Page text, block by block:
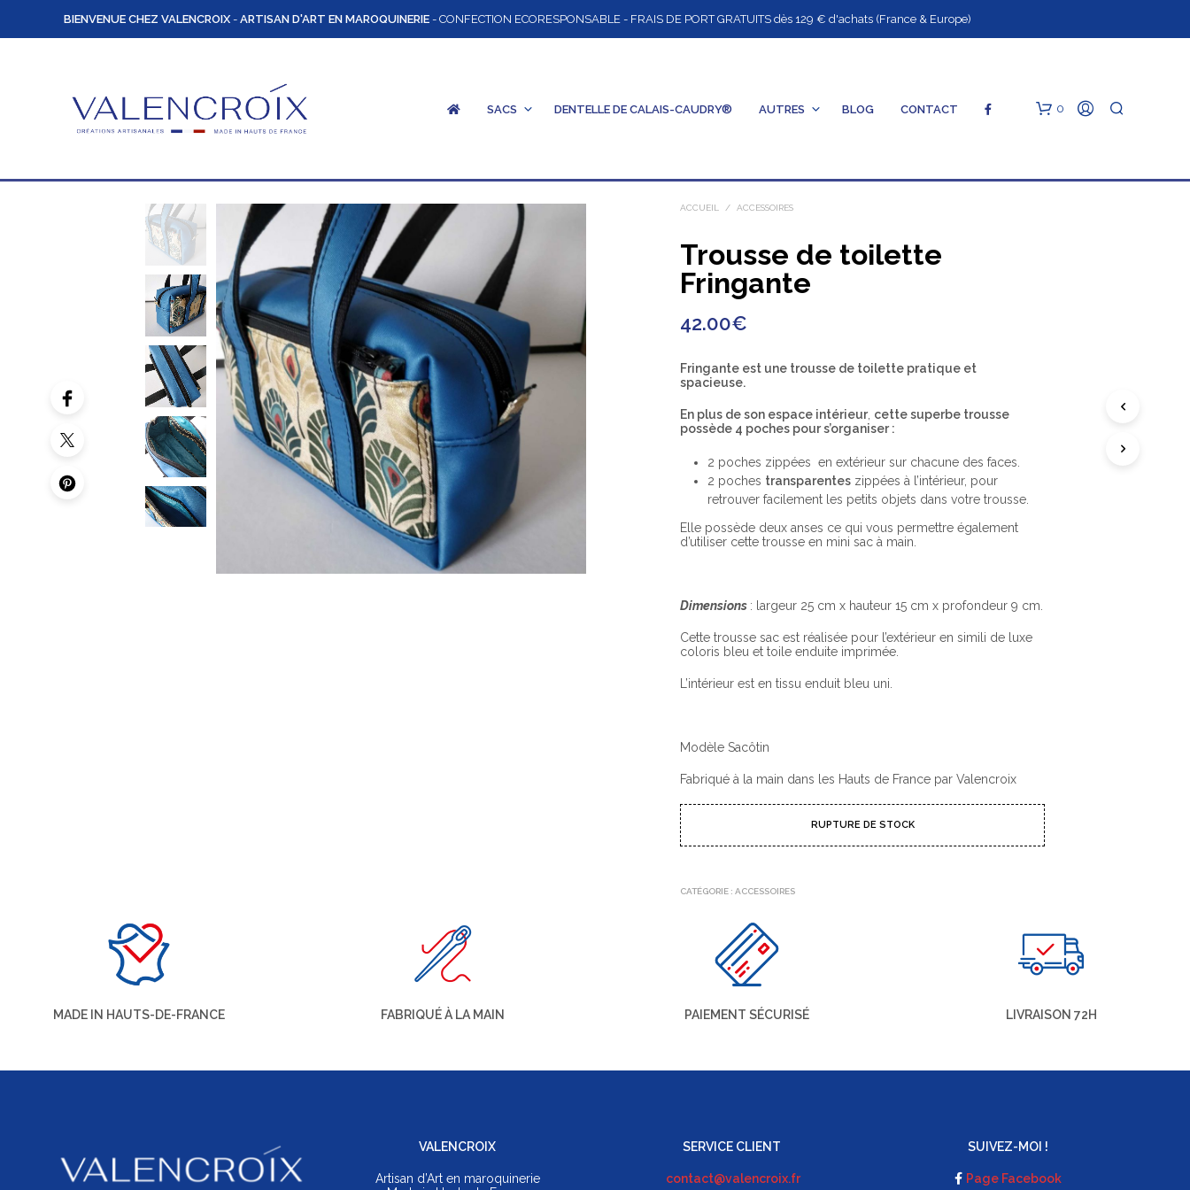
BIENVENUE CHEZ VALENCROIX - ARTISAN D'ART EN MAROQUINERIE - CONFECTION ECORESPONSABLE - FRAIS DE PORT GRATUITS dès 129 € d'achats (France & Europe)
SACS DENTELLE DE CALAIS-CAUDRY® AUTRES BLOG CONTACT 0
ACCUEIL / ACCESSOIRES
Trousse de toilette
Fringante
42.00€
Fringante est une trousse de toilette pratique et
spacieuse.
En plus de son espace intérieur, cette superbe trousse
possède 4 poches pour s’organiser :
2 poches zippées en extérieur sur chacune des faces.
2 poches transparentes zippées à l’intérieur, pour
retrouver facilement les petits objets dans votre trousse.
Elle possède deux anses ce qui vous permettre également
d’utiliser cette trousse en mini sac à main.
Dimensions : largeur 25 cm x hauteur 15 cm x profondeur 9 cm.
Cette trousse sac est réalisée pour l’extérieur en simili de luxe
coloris bleu et toile enduite imprimée.
L’intérieur est en tissu enduit bleu uni.
Modèle Sacôtin
Fabriqué à la main dans les Hauts de France par Valencroix
RUPTURE DE STOCK
CATÉGORIE :ACCESSOIRES
MADE IN HAUTS-DE-FRANCE FABRIQUÉ À LA MAIN PAIEMENT SÉCURISÉ LIVRAISON 72H
VALENCROIX
Artisan d’Art en maroquinerie
SERVICE CLIENT
contact@valencroix.fr
SUIVEZ-MOI !
Page Facebook